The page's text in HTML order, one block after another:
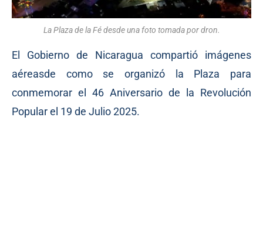
La Plaza de la Fé desde una foto tomada por dron.
El Gobierno de Nicaragua compartió imágenes
aéreasde como se organizó la Plaza para
conmemorar el 46 Aniversario de la Revolución
Popular el 19 de Julio 2025.